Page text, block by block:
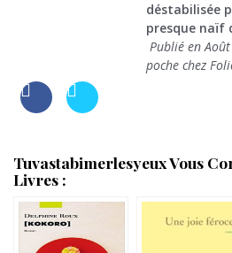
déstabilisée
presque naïf
Publié en
poche chez
Tuvastabimerlesyeux Vous
Livres :